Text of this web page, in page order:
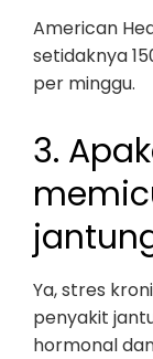
American
setidaknya
per minggu.
3.
Ya, stres
penyakit
hormonal